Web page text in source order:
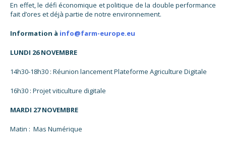
En effet, le défi économique et politique de la double performance
fait d’ores et déjà partie de notre environnement.
Information à info@farm-europe.eu
LUNDI 26 NOVEMBRE
14h30-18h30 : Réunion lancement Plateforme Agriculture Digitale
16h30 : Projet viticulture digitale
MARDI 27 NOVEMBRE
Matin : Mas Numérique